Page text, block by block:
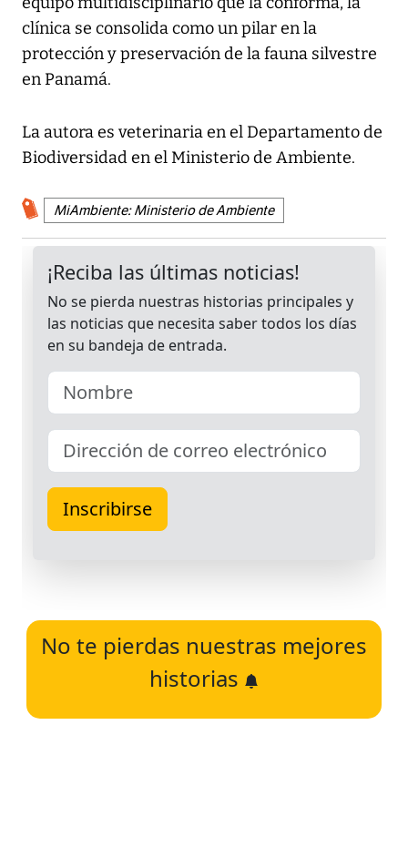
clínica se consolida como un pilar en la
protección y preservación de la fauna silvestre
en Panamá.
La autora es veterinaria en el Departamento de
Biodiversidad en el Ministerio de Ambiente.
MiAmbiente: Ministerio de Ambiente
No te pierdas nuestras mejores
historias